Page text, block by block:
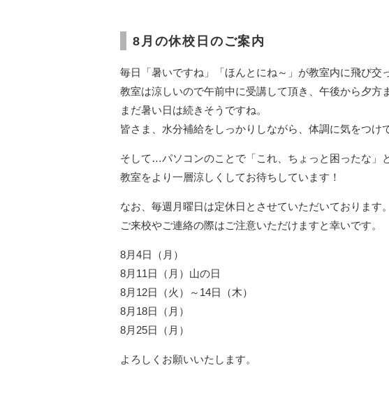
8月の休校日のご案内
毎日「暑いですね」「ほんとにね～」が教室内に飛び交
教室は涼しいので午前中に受講して頂き、午後から夕方
まだ暑い日は続きそうですね。
皆さま、水分補給をしっかりしながら、体調に気をつけ
そして…パソコンのことで「これ、ちょっと困ったな」
教室をより一層涼しくしてお待ちしています！
なお、毎週月曜日は定休日とさせていただいております。
ご来校やご連絡の際はご注意いただけますと幸いです。
8月4日（月）
8月11日（月）山の日
8月12日（火）～14日（木）
8月18日（月）
8月25日（月）
よろしくお願いいたします。